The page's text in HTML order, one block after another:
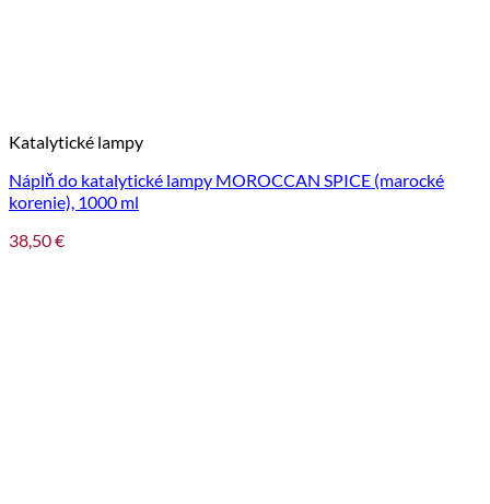
Katalytické lampy
Náplň do katalytické lampy MOROCCAN SPICE (marocké
korenie), 1000 ml
38,50€